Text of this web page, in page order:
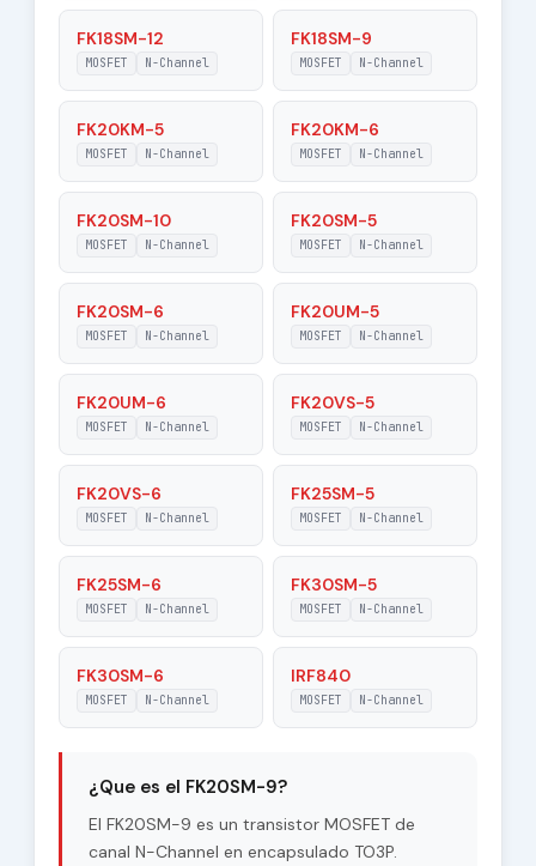
|Vds| - Maximum
Drain-Source
450 V
RDSon - Maximum
Drain-Source On-
0.3 Ohm
FK18SM-12
MOSFET N-Channel
FK18SM-9
MOSFET N-Channel
FK20KM-5
MOSFET N-Channel
FK20KM-6
MOSFET N-Channel
FK20SM-10
MOSFET N-Channel
FK20SM-5
MOSFET N-Channel
FK20SM-6
MOSFET N-Channel
FK20UM-5
MOSFET N-Channel
FK20UM-6
MOSFET N-Channel
FK20VS-5
MOSFET N-Channel
FK20VS-6
MOSFET N-Channel
FK25SM-5
MOSFET N-Channel
FK25SM-6
MOSFET N-Channel
FK30SM-5
MOSFET N-Channel
FK30SM-6
MOSFET N-Channel
IRF840
MOSFET N-Channel
¿Que es el FK20SM-9?
El FK20SM-9 es un transistor MOSFET de
canal N-Channel en encapsulado TO3P.